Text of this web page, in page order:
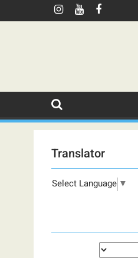
Translator
Select Language ▼